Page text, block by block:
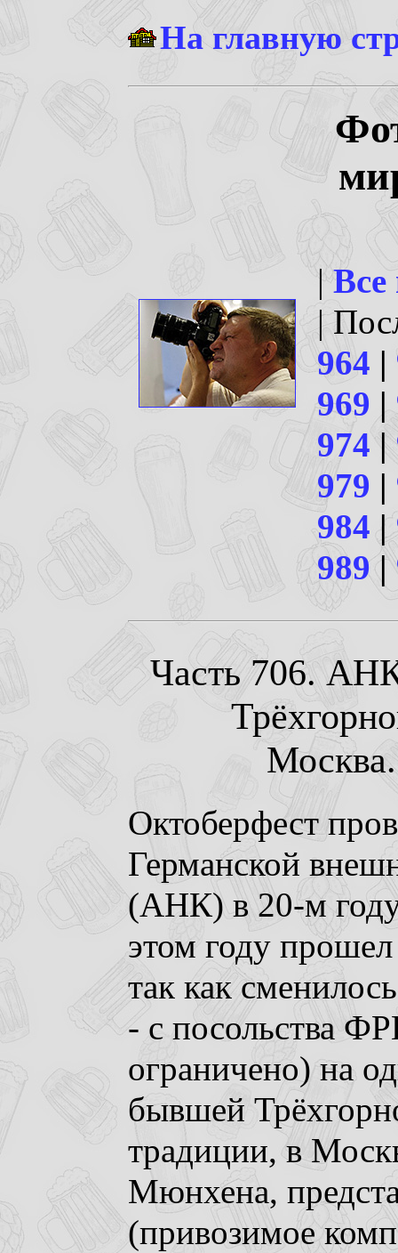
На главную
|
|
964 |
969 |
974|
979 |
984 |
989|
Часть 706.
Октоберфест
Германской
(АНК) в 20-м году
этом году
так как
- с посольства
ограничено) на
бывшей
традиции, в
Мюнхена,
(привозимое